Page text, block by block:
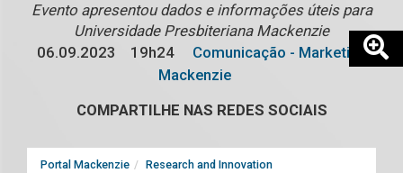
Evento apresentou dados e informações úteis para
Universidade Presbiteriana Mackenzie
06.09.2023
19h24
Comunicação - Marketing
Mackenzie
COMPARTILHE NAS REDES SOCIAIS
Portal Mackenzie
Research and Innovation